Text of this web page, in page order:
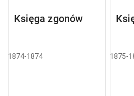
Księga zgonów
1874-1874 1875-